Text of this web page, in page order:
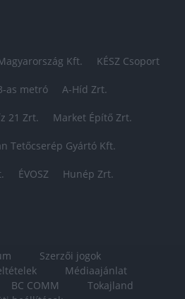
Kft. KÉSZ Csoport
as metró A-Híd Zrt.
21 Zrt. Market Építő Zrt.
Tetőcserép Gyártó Kft.
ÉVOSZ Hunép Zrt.
Szerzői jogok
Médiaajánlat
BC COMM
Tokajland